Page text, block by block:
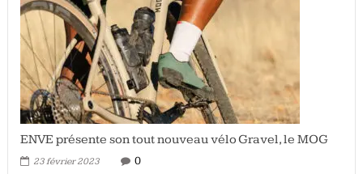
ENVE présente son tout nouveau vélo Gravel, le MOG
23 février 2023 0